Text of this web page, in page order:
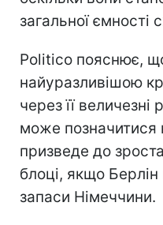
загальної ємності
Politico пояснює,
найуразливішою
через її величезні
може позначитися
призведе до
блоці, якщо
запаси Німеччини.